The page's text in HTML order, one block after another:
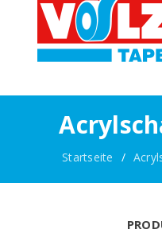
Startseite /